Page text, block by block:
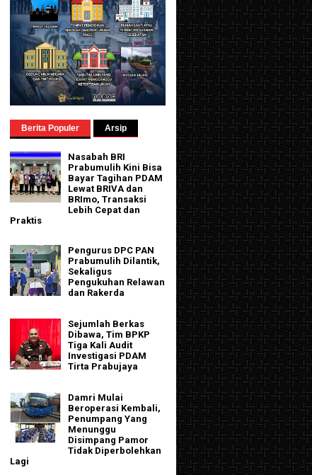
Berita Populer Arsip
Nasabah BRI
Prabumulih Kini Bisa
Bayar Tagihan PDAM
Lewat BRIVA dan
BRImo, Transaksi
Lebih Cepat dan
Praktis
Pengurus DPC PAN
Prabumulih Dilantik,
Sekaligus
Pengukuhan Relawan
dan Rakerda
Sejumlah Berkas
Dibawa, Tim BPKP
Tiga Kali Audit
Investigasi PDAM
Tirta Prabujaya
Damri Mulai
Beroperasi Kembali,
Penumpang Yang
Menunggu
Disimpang Pamor
Tidak Diperbolehkan
Lagi